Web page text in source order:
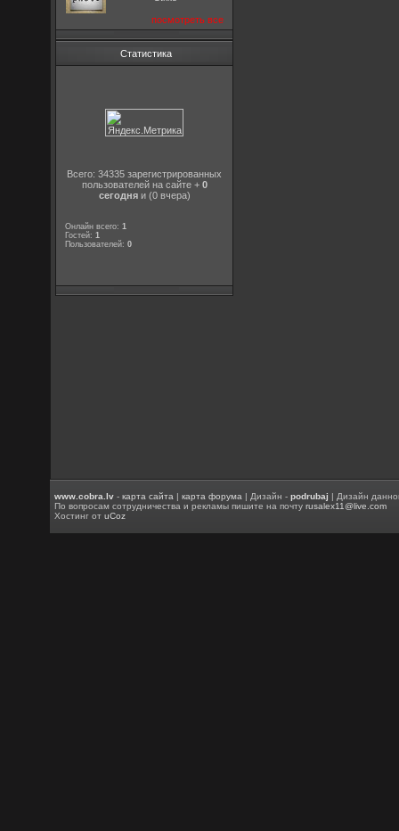
посмотреть все
Статистика
Всего: 34335 зарегистрированных
пользователей на сайте + 0
сегодняи (0 вчера)
Онлайн всего:1
Гостей:1
Пользователей:0
www.cobra.lv -карта сайта |карта форума | Дизайн -podrubaj | Дизайн
По вопросам сотрудничества и рекламы пишите на почтуrusalex11@live.com
Хостинг отuCoz